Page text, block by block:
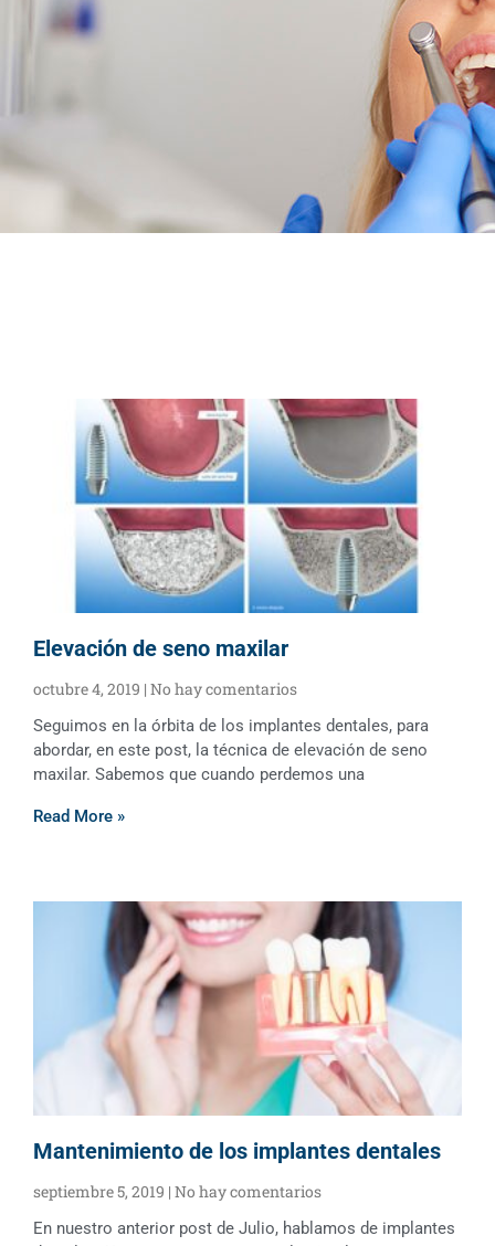
Elevación de seno maxilar
octubre 4, 2019 No hay comentarios
Seguimos en la órbita de los implantes dentales, para
abordar, en este post, la técnica de elevación de seno
maxilar. Sabemos que cuando perdemos una
Read More »
Mantenimiento de los implantes dentales
septiembre 5, 2019 No hay comentarios
En nuestro anterior post de Julio, hablamos de implantes